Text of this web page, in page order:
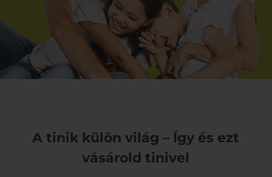
A tinik külön világ – Így és ezt
vásárold tinivel